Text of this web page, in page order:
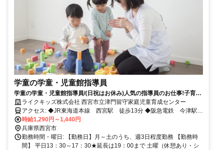
学童の学童・児童館指導員
学童の学童・児童館指導員/(日祝はお休み)人気の指導員のお仕事!子育て
経験者大歓迎です!(週3～勤務OK!)
ライクキッズ株式会社 西宮市立津門留守家庭児童育成センター
アクセス: ◆JR東海道本線 西宮駅 徒歩13分 ◆阪急電鉄 今津駅
徒歩8分
時給1,290円～1,440円
兵庫県西宮市
勤務時間・曜日: 【勤務日】月～土のうち、週3日程度勤務 【勤務時
間】 平日13：30～17：30★延長は19：00まで 土曜（休憩あり・シ